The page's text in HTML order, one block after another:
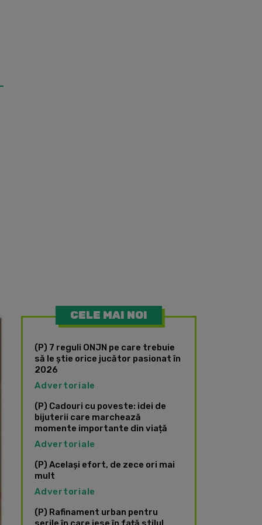
CELE MAI NOI
(P) 7 reguli ONJN pe care trebuie
să le știe orice jucător pasionat în
2026
Advertoriale
(P) Cadouri cu poveste: idei de
bijuterii care marchează
momente importante din viață
Advertoriale
(P) Același efort, de zece ori mai
mult
Advertoriale
(P) Rafinament urban pentru